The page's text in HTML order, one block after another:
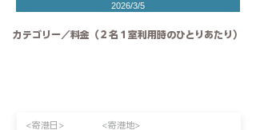
<寄港日> <寄港地>
2026/3/5
カテゴリー／料金（２名１室利用時のひとりあたり）